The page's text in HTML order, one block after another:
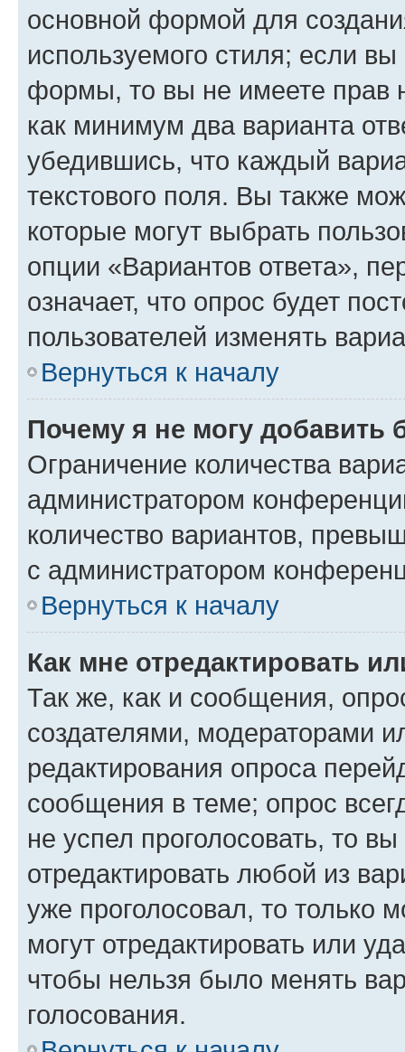
основной формой для
используемого стиля; если
формы, то вы не имеете прав
как минимум два варианта
убедившись, что каждый
текстового поля. Вы также
которые могут выбрать
опции «Вариантов ответа»,
означает, что опрос будет
пользователей изменять
Вернуться к началу
Почему я не могу добавить
Ограничение количества
администратором
количество вариантов,
с администратором
Вернуться к началу
Как мне отредактировать
Так же, как и сообщения,
создателями, модераторами
редактирования опроса
сообщения в теме; опрос
не успел проголосовать, то
отредактировать любой из
уже проголосовал, то только
могут отредактировать или
чтобы нельзя было менять
голосования.